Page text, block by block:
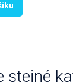
stejné